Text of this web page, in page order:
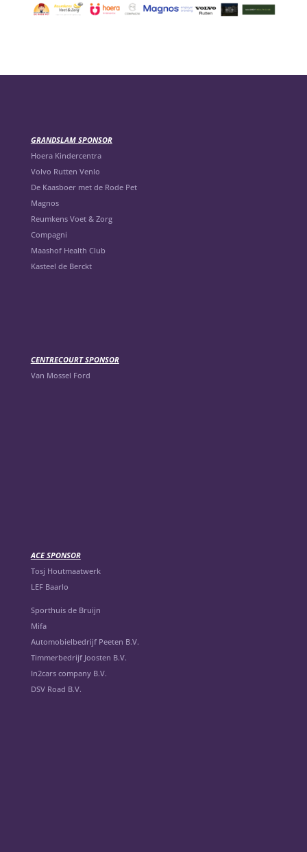
GRANDSLAM SPONSOR
Hoera Kindercentra
Volvo Rutten Venlo
De Kaasboer met de Rode Pet
Magnos
Reumkens Voet & Zorg
Compagni
Maashof Health Club
Kasteel de Berckt
CENTRECOURT SPONSOR
Van Mossel Ford
ACE SPONSOR
Tosj Houtmaatwerk
LEF Baarlo
Sporthuis de Bruijn
Mifa
Automobielbedrijf Peeten B.V.
Timmerbedrijf Joosten B.V.
In2cars company B.V.
DSV Road B.V.